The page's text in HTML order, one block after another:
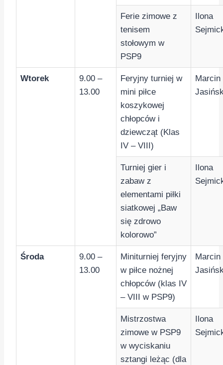
Ferie zimowe z
tenisem
stołowym w
PSP9
Ilona
Wtorek
9.00 –
13.00
Feryjny turniej w
mini piłce
koszykowej
chłopców i
dziewcząt (Klas
IV – VIII)
Marcin
Turniej gier i
zabaw z
elementami piłki
siatkowej „Baw
się zdrowo
kolorowo”
Ilona
Środa
9.00 –
13.00
Miniturniej feryjny
w piłce nożnej
chłopców (klas IV
– VIII w PSP9)
Marcin
Mistrzostwa
zimowe w PSP9
w wyciskaniu
sztangi leżąc (dla
Ilona